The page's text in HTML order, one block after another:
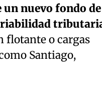
un nuevo fondo de
flotante o cargas
Santiago,